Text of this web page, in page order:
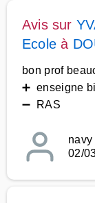
Avis sur
Ecole à
bon prof
➕ enseigne
➖ RAS
navy
02/